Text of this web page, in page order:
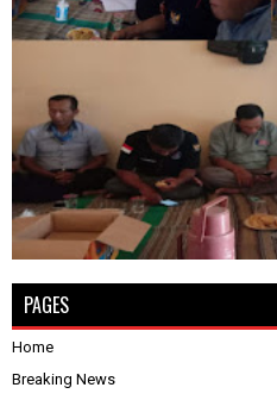
PAGES
Home
Breaking News